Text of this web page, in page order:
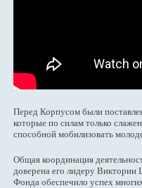
Перед Корпусом были
которые по силам только
способной мобилизовать
Общая координация
доверена его лидеру Виктории
Фонда обеспечило успех